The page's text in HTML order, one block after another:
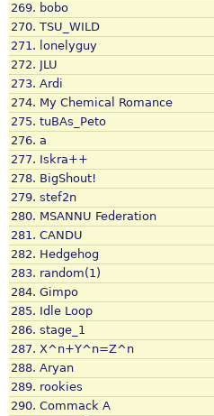
269. bobo
270. TSU_WILD
271. lonelyguy
272. JLU
273. Ardi
274. My Chemical Romance
275. tuBAs_Peto
276. a
277. Iskra++
278. BigShout!
279. stef2n
280. MSANNU Federation
281. CANDU
282. Hedgehog
283. random(1)
284. Gimpo
285. Idle Loop
286. stage_1
287. X^n+Y^n=Z^n
288. Aryan
289. rookies
290. Commack A